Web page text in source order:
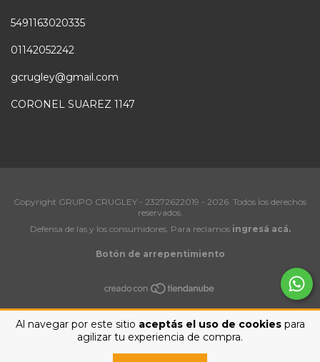
Al navegar por este sitio aceptás el uso de cookiespara
agilizar tu experiencia de compra.
5491163020335
01142052242
gcrugley@gmail.com
CORONEL SUAREZ 1147
Copyright GRUPO CRUGLEY - 23272622019 - 2026. Todos los derechos
reservados.
Defensa de las y los consumidores. Para reclamos ingresá acá.
Botón de arrepentimiento